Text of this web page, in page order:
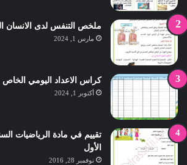
ملخص التنفس لدى الانسان السنة 5
مارس 1, 2024
كراس الاعداد اليومي
أكتوبر 1, 2024
تقييم في مادة الرياضيات
الأول
نوفمبر 28, 2016